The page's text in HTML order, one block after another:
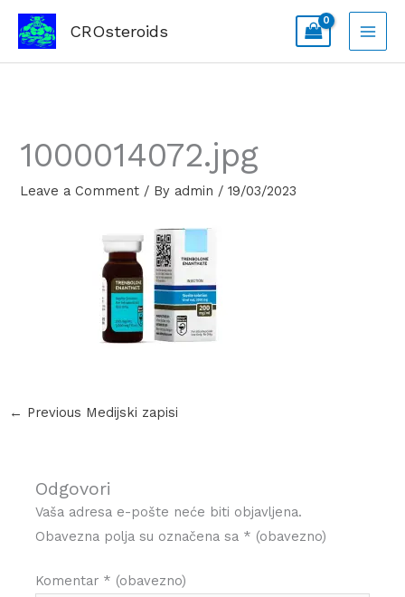
Skip
content
CROsteroids
1000014072.jpg
Leave a Comment / By admin /19/03/2023
← Previous Medijski zapisi
Odgovori
Vaša adresa e-pošte neće biti objavljena.
Obavezna polja su označena sa * (obavezno)
Komentar * (obavezno)